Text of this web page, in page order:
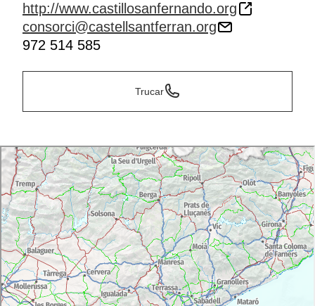
http://www.castillosanfernando.org
consorci@castellsantferran.org
972 514 585
Trucar